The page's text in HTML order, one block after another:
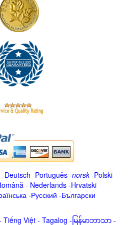
-Deutsch -Português -norsk-Polski
- Nederlands -Hrvatski
-Русский -Български
Tiếng Việt - Tagalog - မြန်မာဘာသာ -